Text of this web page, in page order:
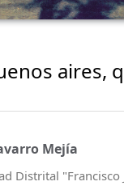
aires,
Mejía
Distrital "Francisco